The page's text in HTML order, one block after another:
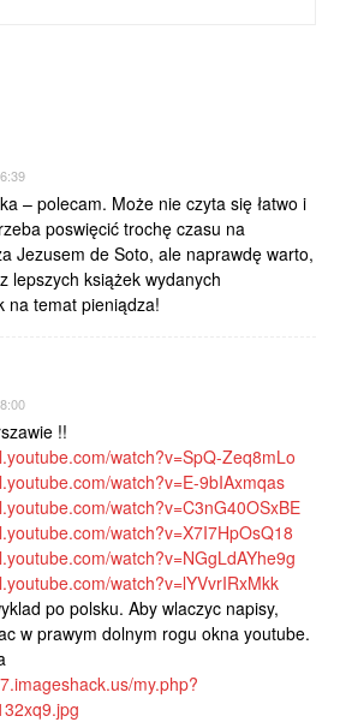
– polecam. Może nie czyta się łatwo i
poswięcić trochę czasu na
Jezusem de Soto, ale naprawdę warto,
lepszych książek wydanych
na temat pieniądza!
!!
watch?v=SpQ-Zeq8mLo
watch?v=E-9bIAxmqas
watch?v=C3nG40OSxBE
watch?v=X7I7HpOsQ18
watch?v=NGgLdAYhe9g
watch?v=lYVvrIRxMkk
po polsku. Aby wlaczyc napisy,
w prawym dolnym rogu okna youtube.
my.php?